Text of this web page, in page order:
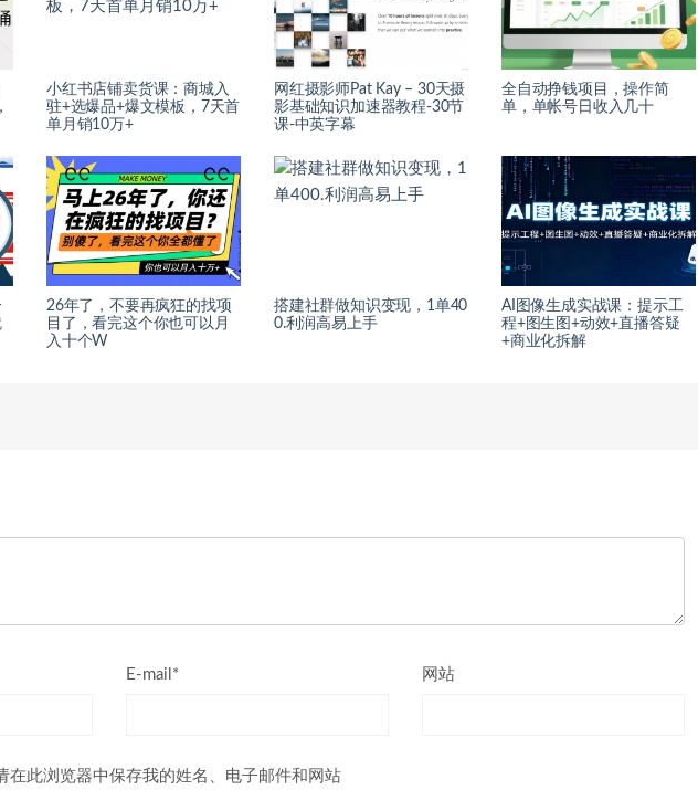
小红书店铺卖货课：商城入
驻+选爆品+爆文模板，7天首
单月销10万+
网红摄影师Pat Kay – 30天摄
影基础知识加速器教程-30节
课-中英字幕
全自动挣钱项目，操作简
单，单帐号日收入几十
26年了，不要再疯狂的找项
目了，看完这个你也可以月
入十个W
搭建社群做知识变现，1单40
0.利润高易上手
AI图像生成实战课：提示工
程+图生图+动效+直播答疑
+商业化拆解
E-mail* 网站
在此浏览器中保存我的姓名、电子邮件和网站